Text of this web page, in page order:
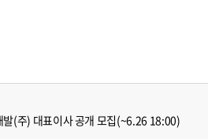
발(주) 대표이사 공개 모집(~6.26 18:00)